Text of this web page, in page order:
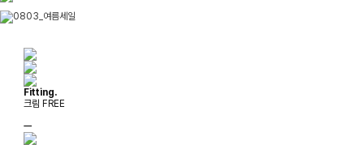
Fitting.
크림 FREE
ㅡ